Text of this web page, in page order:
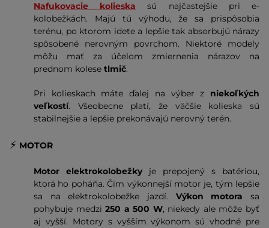
Nafukovacie kolieska sú najčastejšie pri e-
kolobežkách. Majú tú výhodu, že sa prispôsobia
terénu, po ktorom idete a lepšie tak absorbujú nárazy
spôsobené nerovným povrchom. Niektoré modely
môžu mať za účelom zmiernenia nárazov na
prednom kolese tlmič.
Pri kolieskach máte ďalej na výber z niekoľkých
veľkostí. Všeobecne platí, že väčšie kolieska sú
stabilnejšie a lepšie prekonávajú nerovný terén.
⚡️ MOTOR
Motor elektrokolobežkyje prepojený s batériou,
ktorá ho poháňa. Čím výkonnejší motor je, tým lepšie
sa na elektrokolobežke jazdí. Výkon motora sa
pohybuje medzi250 a 500 W, niekedy ale môže byť
aj vyšší. Motory s vyšším výkonom sú vhodné pre